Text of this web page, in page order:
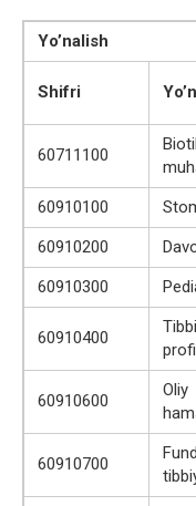
Yo’nalish
Shifri
60711100
60910100
60910200
60910300
60910400
60910600
Oliy
60910700